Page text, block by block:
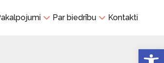
Par biedrību Kontakti